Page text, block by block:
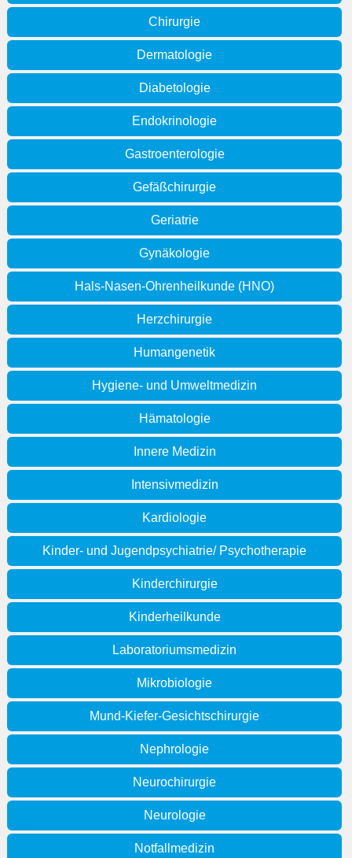
Chirurgie
Dermatologie
Diabetologie
Endokrinologie
Gastroenterologie
Gefäßchirurgie
Geriatrie
Gynäkologie
Hals-Nasen-Ohrenheilkunde (HNO)
Herzchirurgie
Humangenetik
Hygiene- und Umweltmedizin
Hämatologie
Innere Medizin
Intensivmedizin
Kardiologie
Kinder- und Jugendpsychiatrie/ Psychotherapie
Kinderchirurgie
Kinderheilkunde
Laboratoriumsmedizin
Mikrobiologie
Mund-Kiefer-Gesichtschirurgie
Nephrologie
Neurochirurgie
Neurologie
Notfallmedizin